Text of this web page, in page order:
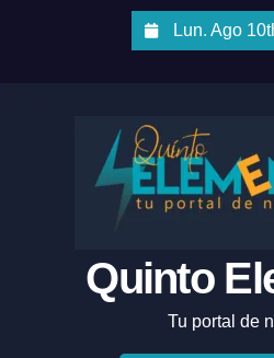
Lun. Ago
Quinto
Tu portal de